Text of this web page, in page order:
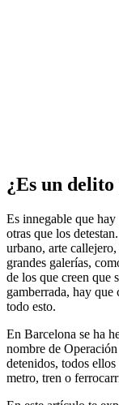
¿Es un
Es innegable que
otras que los
urbano, arte
grandes galerías,
de los que creen que
gamberrada, hay
todo esto.
En Barcelona se ha
nombre de
detenidos, todos
metro, tren o